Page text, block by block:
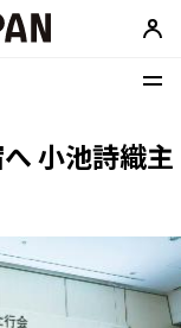
小池詩織主